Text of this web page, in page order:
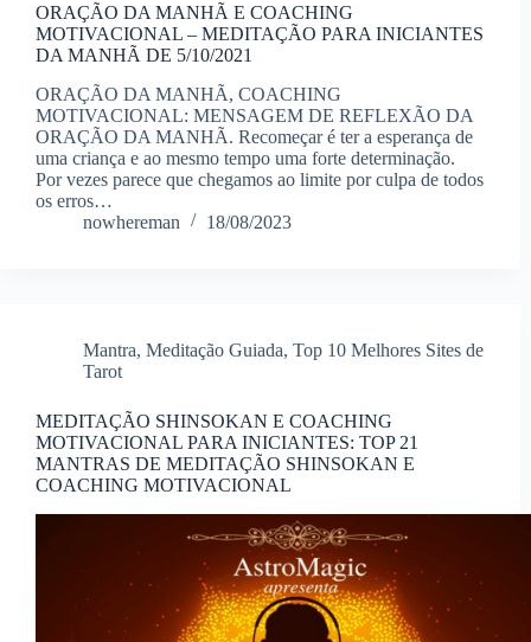
ORAÇÃO DA MANHÃ E COACHING
MOTIVACIONAL – MEDITAÇÃO PARA INICIANTES
DA MANHÃ DE 5/10/2021
ORAÇÃO DA MANHÃ, COACHING
MOTIVACIONAL: MENSAGEM DE REFLEXÃO DA
ORAÇÃO DA MANHÃ. Recomeçar é ter a esperança de
uma criança e ao mesmo tempo uma forte determinação.
Por vezes parece que chegamos ao limite por culpa de todos
os erros…
nowhereman
18/08/2023
Mantra, Meditação Guiada, Top 10 Melhores Sites de
Tarot
MEDITAÇÃO SHINSOKAN E COACHING
MOTIVACIONAL PARA INICIANTES: TOP 21
MANTRAS DE MEDITAÇÃO SHINSOKAN E
COACHING MOTIVACIONAL